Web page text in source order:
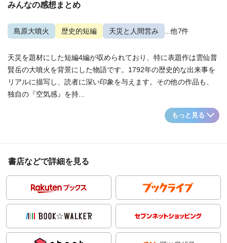
みんなの感想まとめ
島原大噴火 歴史的短編 天災と人間営み ...他7件
天災を題材にした短編4編が収められており、特に表題作は雲仙普
賢岳の大噴火を背景にした物語です。1792年の歴史的な出来事を
リアルに描写し、読者に深い印象を与えます。その他の作品も、
独自の『空気感』を持...
もっと見る
書店などで詳細を見る